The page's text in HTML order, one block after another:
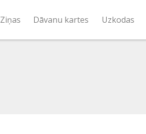
Ziņas Dāvanu kartes Uzkodas